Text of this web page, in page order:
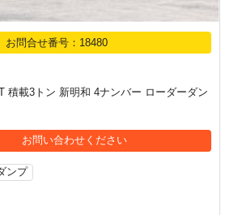
お問合せ番号：18480
積載3トン 新明和 4ナンバー ローダーダン
お問い合わせください
ンプ